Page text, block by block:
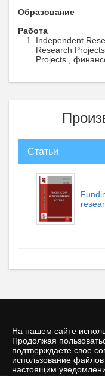
На нашем сайте
Продолжая
подтверждаете свое
использование файлов
настоящим
Образование
Работа
Independent
Research
Projects ,
Статьи
Политика
защиты и